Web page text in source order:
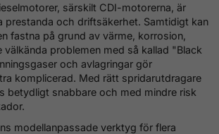
särskilt CDI-motorerna, är
prestanda och driftsäkerhet. Samtidigt kan
fastna på grund av värme, korrosion,
problemen med så kallad "Black
och avlagringar gör
komplicerad. Med rätt spridarutdragare
betydligt snabbare och med mindre risk
modellanpassade verktyg för flera